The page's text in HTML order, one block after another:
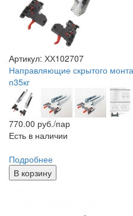
Артикул: ХХ102707
Направляющие скрытого
п35кг
770.00 руб./пар
Есть в наличии
Подробнее
В корзину